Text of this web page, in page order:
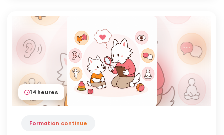
14 heures
Formation continue